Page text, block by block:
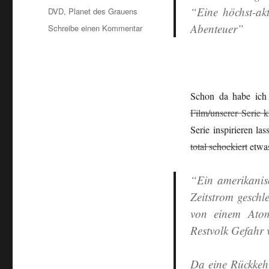
“Eine höchst-
Abenteuer”
Schon da habe
Film/unserer Serie
Serie inspirieren
total schockiert
“Ein
Zeitstrom
von einem
Restvolk Gefahr
Da eine
Schlagwörter
DVD, Planet des Grauens
Schreibe einen Kommentarzu